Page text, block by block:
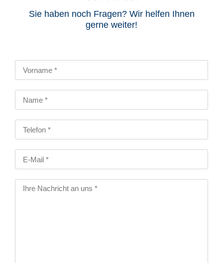
Sie haben noch Fragen? Wir helfen Ihnen
gerne weiter!​